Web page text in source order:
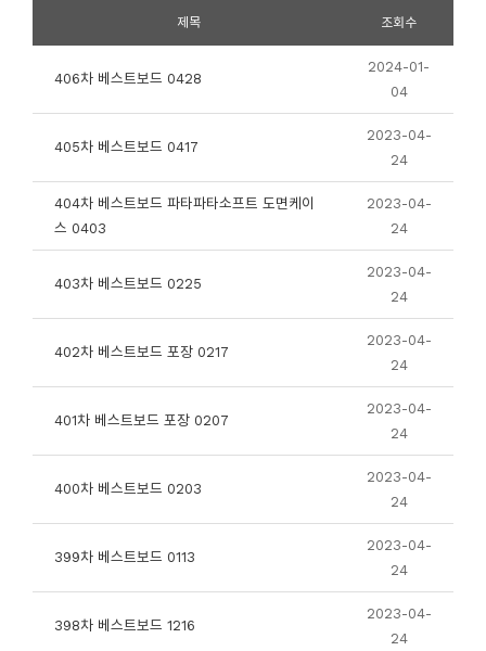
제목 조회수
406차 베스트보드 0428
2024-01-
04
405차 베스트보드 0417
2023-04-
24
404차 베스트보드 파타파타소프트 도면케이
스 0403
2023-04-
24
403차 베스트보드 0225
2023-04-
24
402차 베스트보드 포장 0217
2023-04-
24
401차 베스트보드 포장 0207
2023-04-
24
400차 베스트보드 0203
2023-04-
24
399차 베스트보드 0113
2023-04-
24
398차 베스트보드 1216
2023-04-
24